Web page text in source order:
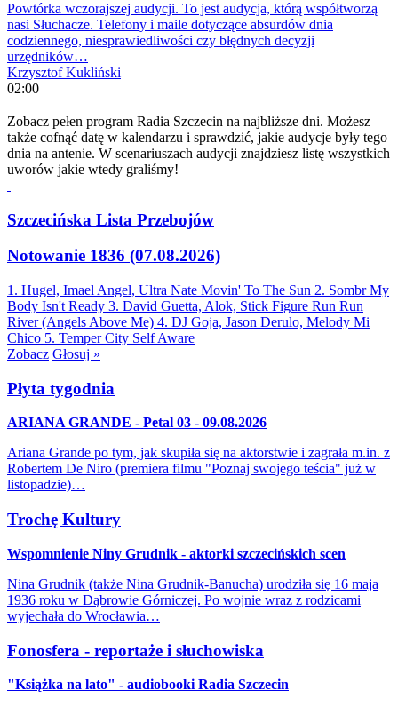
Powtórka wczorajszej audycji. To jest audycja, którą współtworzą
nasi Słuchacze. Telefony i maile dotyczące absurdów dnia
codziennego, niesprawiedliwości czy błędnych decyzji
urzędników…
Krzysztof Kukliński
02:00
Zobacz pełen program Radia Szczecin na najbliższe dni. Możesz
także cofnąć datę w kalendarzu i sprawdzić, jakie audycje były tego
dnia na antenie. W scenariuszach audycji znajdziesz listę wszystkich
uworów jakie wtedy graliśmy!
Szczecińska Lista Przebojów
Notowanie 1836 (07.08.2026)
1. Hugel, Imael Angel, Ultra Nate Movin' To The Sun 2. Sombr My
Body Isn't Ready 3. David Guetta, Alok, Stick Figure Run Run
River (Angels Above Me) 4. DJ Goja, Jason Derulo, Melody Mi
Chico 5. Temper City Self Aware
Zobacz Głosuj »
Płyta tygodnia
ARIANA GRANDE - Petal 03 - 09.08.2026
Ariana Grande po tym, jak skupiła się na aktorstwie i zagrała m.in. z
Robertem De Niro (premiera filmu "Poznaj swojego teścia" już w
listopadzie)…
Trochę Kultury
Wspomnienie Niny Grudnik - aktorki szczecińskich scen
Nina Grudnik (także Nina Grudnik-Banucha) urodziła się 16 maja
1936 roku w Dąbrowie Górniczej. Po wojnie wraz z rodzicami
wyjechała do Wrocławia…
Fonosfera - reportaże i słuchowiska
"Książka na lato" - audiobooki Radia Szczecin